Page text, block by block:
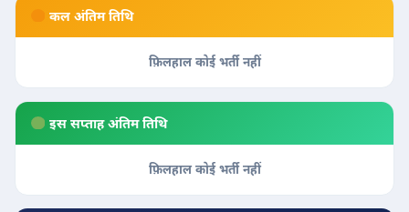
कल अंतिम तिथि
फ़िलहाल कोई भर्ती नहीं
इस सप्ताह अंतिम तिथि
फ़िलहाल कोई भर्ती नहीं